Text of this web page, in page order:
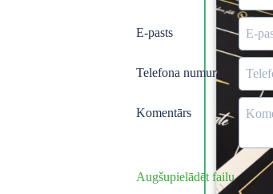
E-pasts
Telefona numurs
Komentārs
Augšupielādēt failu